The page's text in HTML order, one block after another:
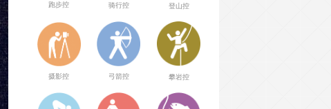
跑步控 骑行控 登山控
摄影控 弓箭控 攀岩控